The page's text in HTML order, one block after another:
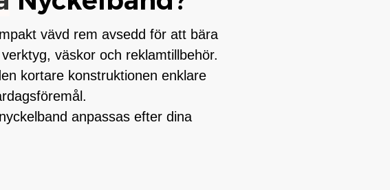
vävd rem avsedd för att bära
väskor och reklamtillbehör.
kortare konstruktionen enklare
anpassas efter dina